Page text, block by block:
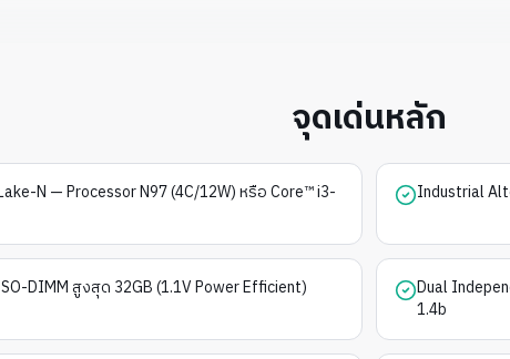
จุดเด่นหลัก
N — Processor N97 (4C/12W) หรือ Core™ i3-
Industrial
DIMM สูงสุด 32GB (1.1V Power Efficient)
Dual
1.4b